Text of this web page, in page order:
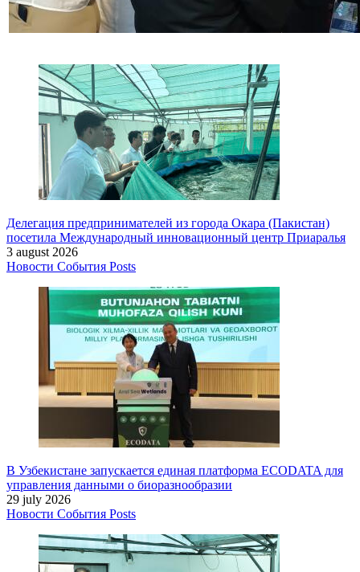
Делегация предпринимателей из города Окара (Пакистан)
посетила Международный инновационный центр Приаралья
3 august 2026
Новости События Posts
В Узбекистане запускается единая платформа ECODATA для
управления данными о биоразнообразии
29 july 2026
Новости События Posts